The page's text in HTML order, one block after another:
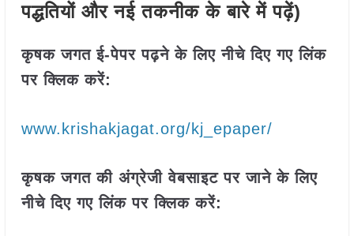
पद्धतियों और नई तकनीक के बारे में पढ़ें)
कृषक जगत ई-पेपर पढ़ने के लिए नीचे दिए गए लिंक
पर क्लिक करें:
www.krishakjagat.org/kj_epaper/
कृषक जगत की अंग्रेजी वेबसाइट पर जाने के लिए
नीचे दिए गए लिंक पर क्लिक करें: